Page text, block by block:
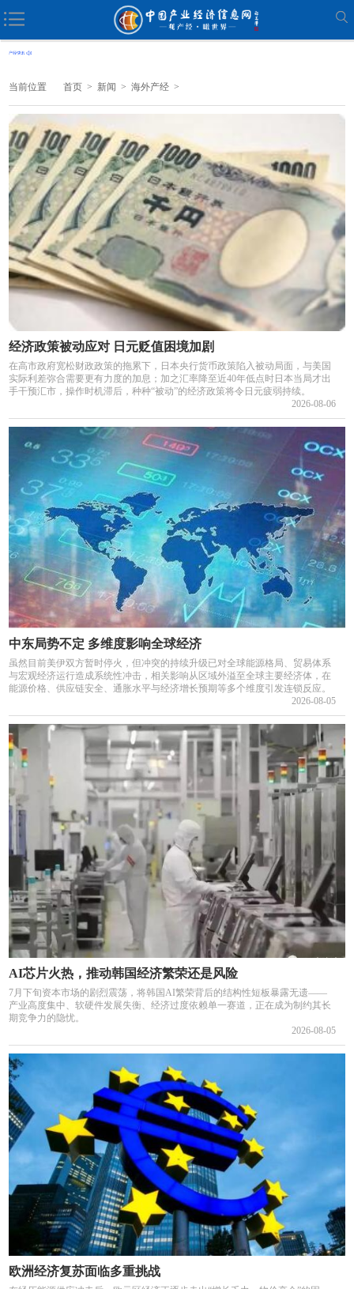
当前位置 首页 > 新闻 > 海外产经 >
经济政策被动应对 日元贬值困境加剧
在高市政府宽松财政政策的拖累下，日本央行货币政策陷入被动局面，与美国
实际利差弥合需要更有力度的加息；加之汇率降至近40年低点时日本当局才出
手干预汇市，操作时机滞后，种种“被动”的经济政策将令日元疲弱持续。
2026-08-06
中东局势不定 多维度影响全球经济
虽然目前美伊双方暂时停火，但冲突的持续升级已对全球能源格局、贸易体系
与宏观经济运行造成系统性冲击，相关影响从区域外溢至全球主要经济体，在
能源价格、供应链安全、通胀水平与经济增长预期等多个维度引发连锁反应。
2026-08-05
AI芯片火热，推动韩国经济繁荣还是风险
7月下旬资本市场的剧烈震荡，将韩国AI繁荣背后的结构性短板暴露无遗——
产业高度集中、软硬件发展失衡、经济过度依赖单一赛道，正在成为制约其长
期竞争力的隐忧。
2026-08-05
欧洲经济复苏面临多重挑战